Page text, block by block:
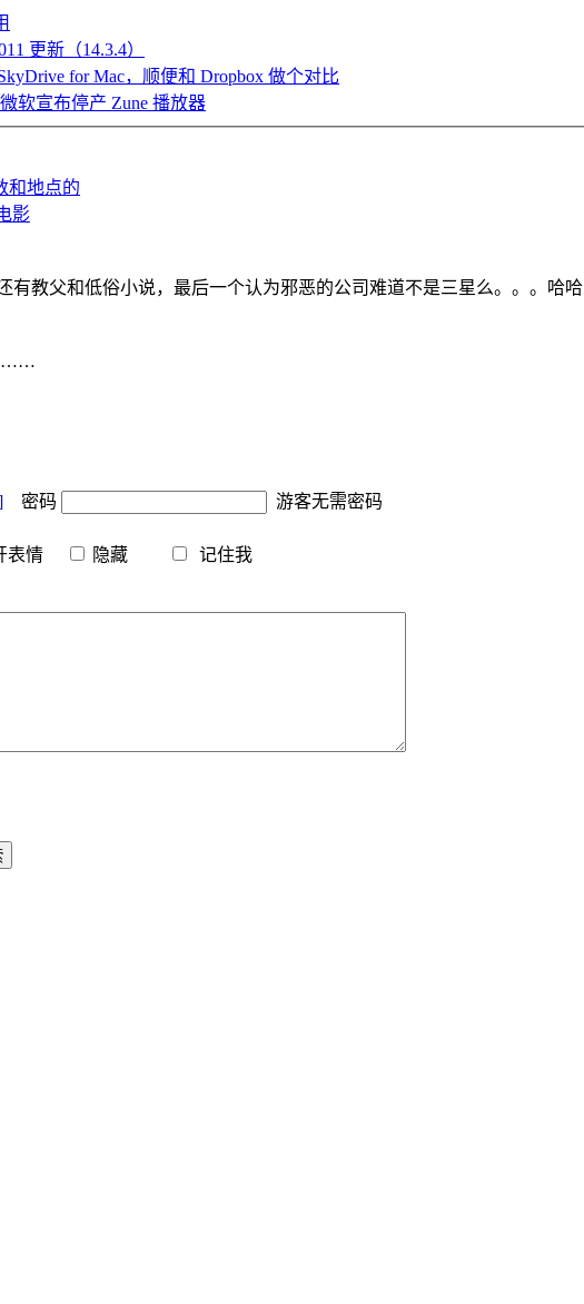
更新（14.3.4）
for Mac，顺便和 Dropbox 做个对比
软宣布停产 Zune 播放器
和地点的
影
有教父和低俗小说，最后一个认为邪恶的公司难道不是三星么。。。哈哈
……
密码 游客无需密码
表情 隐藏 记住我